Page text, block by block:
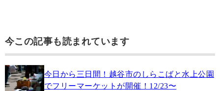
今この記事も読まれています
今日から三日間！越谷市のしらこばと水上公園
でフリーマーケットが開催！12/23〜